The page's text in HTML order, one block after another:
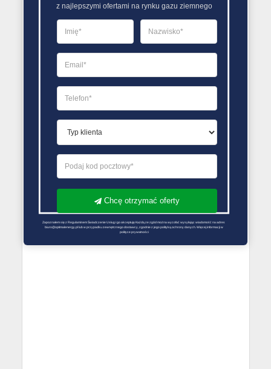
Butle gazowe Szczekociny
Gaz płynny Szczekociny
LPG Szczekociny
Dostawcy gazu Szczekociny
PORÓWNYWARKA OFERT GAZU
z najlepszymi ofertami na rynku gazu ziemnego
Chcę otrzymać oferty
Zapoznałem się z Regulaminem Świadczenie Usług i go akceptuję Każdą ze zgód można wycofać wysyłając wiadomość na adres
biuro@optimalenergy.pl lub w przypadku zewnętrznego dostawcy, zgodnie z jego polityką ochrony danych. Więcej informacji w
polityce prywatności